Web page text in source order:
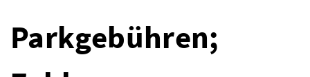
Parkgebühren;